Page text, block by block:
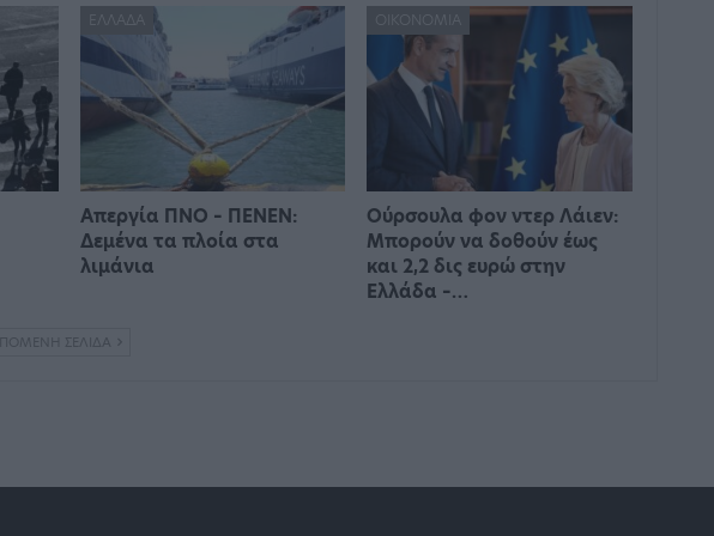
ΕΛΛΆΔΑ
Απεργία ΠΝΟ – ΠΕΝΕΝ:
Δεμένα τα πλοία στα
λιμάνια
ΟΙΚΟΝΟΜΊΑ
Ούρσουλα φον ντερ Λάιεν:
Μπορούν να δοθούν έως
και 2,2 δις ευρώ στην
Ελλάδα –…
ΕΠΌΜΕΝΗ ΣΕΛΊΔΑ